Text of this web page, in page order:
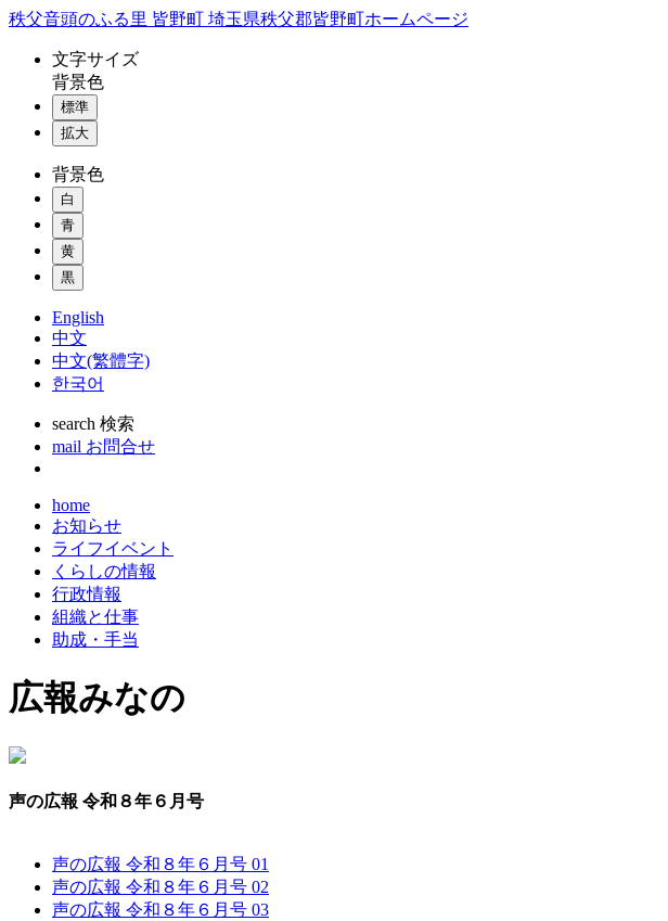
コ
秩父音頭のふる里 皆野町 埼玉県秩父郡皆野町ホームページ
文字サイズ
背景色
標準
拡大
背景色
白
青
黄
黒
English
中文
中文(繁體字)
한국어
search 検索
mail お問合せ
home
お知らせ
ライフイベント
くらしの情報
行政情報
組織と仕事
助成・手当
広報みなの
声の広報 令和８年６月号
声の広報 令和８年６月号 01
声の広報 令和８年６月号 02
声の広報 令和８年６月号 03